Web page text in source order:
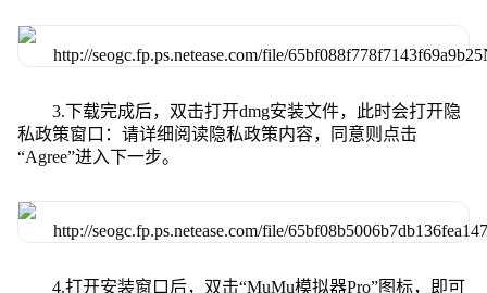
3.下载完成后，双击打开dmg安装文件，此时会打开隐
私政策窗口：请详细阅读隐私政策内容，同意则点击
“Agree”进入下一步。
4.打开安装窗口后，双击“MuMu模拟器Pro”图标，即可